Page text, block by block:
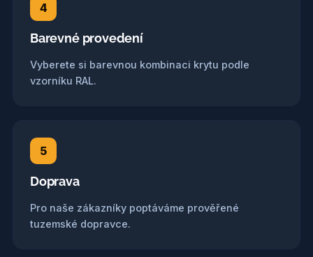
4
Barevné provedení
Vyberete si barevnou kombinaci krytu podle
vzorníku RAL.
5
Doprava
Pro naše zákazníky poptáváme prověřené
tuzemské dopravce.